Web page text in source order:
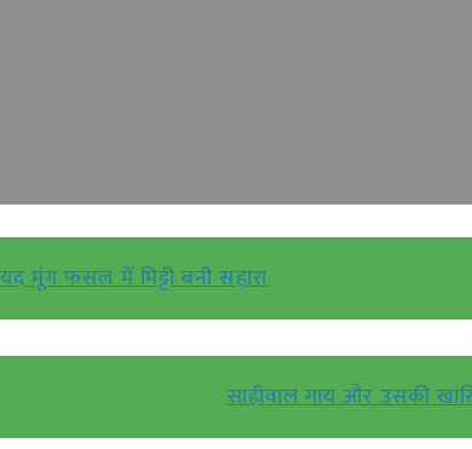
मूंग फसल में मिट्टी बनी सहारा
साहीवाल गाय और उसकी